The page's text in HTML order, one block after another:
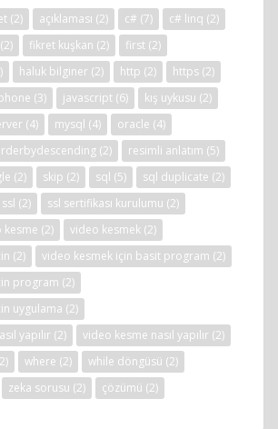
(2) açıklaması (2) c# (7) c# linq (2)
(2) fikret kuşkan (2) first (2)
haluk bilginer (2) http (2) https (2)
(3) javascript (6) kış uykusu (2)
(4) mysql (4) oracle (4)
(2) resimli anlatım (5)
(2) skip (2) sql (5) sql duplicate (2)
ssl (2) ssl sertifikası kurulumu (2)
kesme (2) video kesmek (2)
(2) video kesmek için basit program (2)
program (2)
uygulama (2)
yapılır (2) video kesme nasıl yapılır (2)
where (2) while döngüsü (2)
zeka sorusu (2) çözümü (2)